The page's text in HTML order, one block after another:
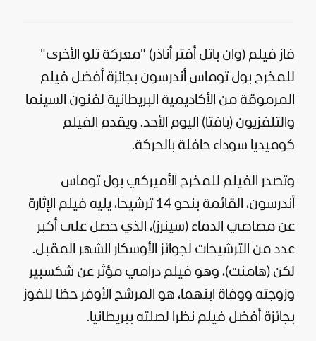
فاز فيلم (وان باتل أفتر أناذر) "معركة تلو الأخرى"
للمخرج بول توماس أندرسون بجائزة أفضل فيلم
المرموقة من الأكاديمية البريطانية لفنون السينما
والتلفزيون (بافتا) اليوم الأحد. ويقدم الفيلم
كوميديا سوداء حافلة بالحركة.
وتصدر الفيلم للمخرج الأميركي بول توماس
أندرسون، القائمة بنحو 14 ترشيحا، يليه فيلم الإثارة
عن مصاصي الدماء (سينرز)، الذي حصل على أكبر
عدد من الترشيحات لجوائز الأوسكار الشهر المقبل.
لكن (هامنت)، وهو فيلم درامي مؤثر عن شكسبير
وزوجته ووفاة ابنهما، هو المرشح الأوفر حظا للفوز
بجائزة أفضل فيلم نظرا لصلته ببريطانيا.